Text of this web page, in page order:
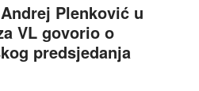
Plenković u
VL govorio o
predsjedanja